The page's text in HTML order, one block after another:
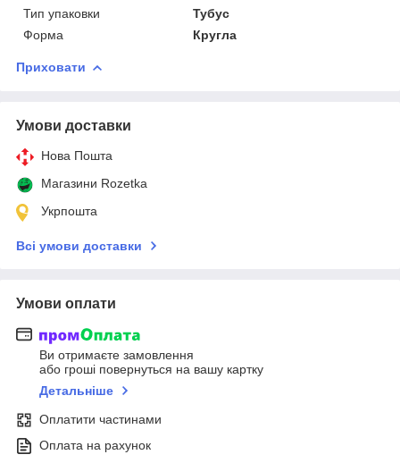
Тип упаковки
Тубус
Форма
Кругла
Приховати
Умови доставки
Нова Пошта
Магазини Rozetka
Укрпошта
Всі умови доставки
Умови оплати
Ви отримаєте замовлення
або гроші повернуться на вашу картку
Детальніше
Оплатити частинами
Оплата на рахунок